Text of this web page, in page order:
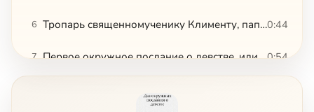
6 Тропарь священномученику Клименту, папе Римскому, глас 40:44
7 Первое окружное послание о девстве, или к девственникам и девственницам. Глава I.0:54